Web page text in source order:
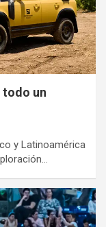
todo un
y Latinoamérica